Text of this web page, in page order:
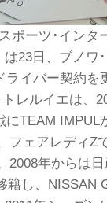
ポーツ･インタ
23日、ブノワ
ライバー契約を
レルイエは、
TEAM IMPUL
フェアレディZ
2008年からは
籍し、NISSAN